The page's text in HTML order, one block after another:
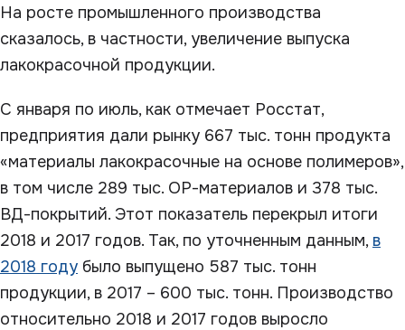
На росте промышленного производства
сказалось, в частности, увеличение выпуска
лакокрасочной продукции.
С января по июль, как отмечает Росстат,
предприятия дали рынку 667 тыс. тонн продукта
«материалы лакокрасочные на основе полимеров»,
в том числе 289 тыс. ОР-материалов и 378 тыс.
ВД-покрытий. Этот показатель перекрыл итоги
2018 и 2017 годов. Так, по уточненным данным, в
2018 году было выпущено 587 тыс. тонн
продукции, в 2017 – 600 тыс. тонн. Производство
относительно 2018 и 2017 годов выросло